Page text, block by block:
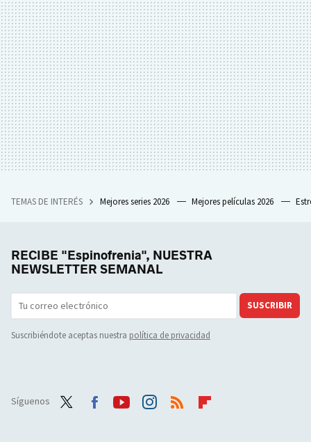
TEMAS DE INTERÉS Mejores series 2026 Mejores películas 2026
RECIBE "Espinofrenia", NUESTRA
NEWSLETTER SEMANAL
SUSCRIBIR
Suscribiéndote aceptas nuestra política de privacidad
Síguenos